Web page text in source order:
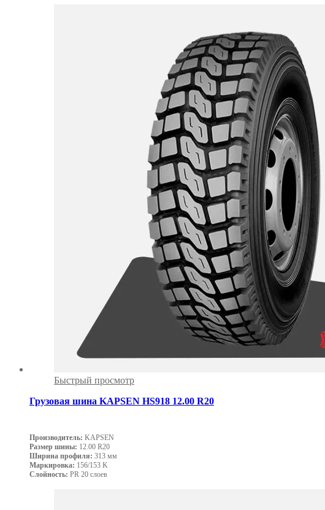
Быстрый просмотр
Грузовая шина KAPSEN HS918 12.00 R20
Производитель: KAPSEN
Размер шины: 12.00 R20
Ширина профиля: 313 мм
Маркировка: 156/153 K
Слойность: PR 20 слоев